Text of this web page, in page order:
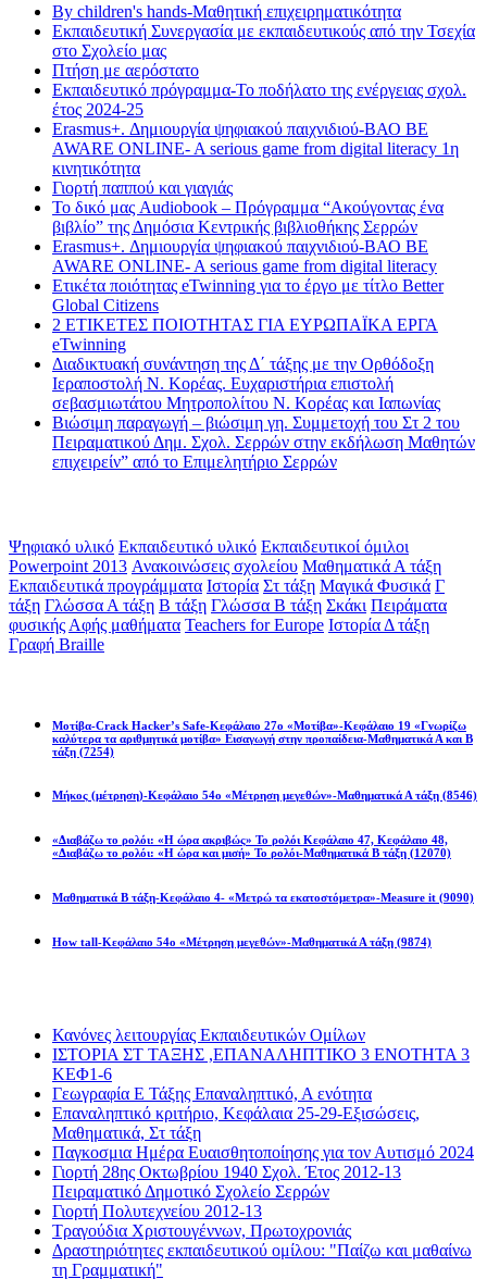
By children's hands-Μαθητική επιχειρηματικότητα
Εκπαιδευτική Συνεργασία με εκπαιδευτικούς από την Τσεχία
στο Σχολείο μας
Πτήση με αερόστατο
Εκπαιδευτικό πρόγραμμα-Το ποδήλατο της ενέργειας σχολ.
έτος 2024-25
Erasmus+. Δημιουργία ψηφιακού παιχνιδιού-ΒΑΟ BE
AWARE ONLINE- A serious game from digital literacy 1η
κινητικότητα
Γιορτή παππού και γιαγιάς
Το δικό μας Audiobook – Πρόγραμμα “Ακούγοντας ένα
βιβλίο” της Δημόσια Κεντρικής βιβλιοθήκης Σερρών
Erasmus+. Δημιουργία ψηφιακού παιχνιδιού-ΒΑΟ BE
AWARE ONLINE- A serious game from digital literacy
Ετικέτα ποιότητας eTwinning για το έργο με τίτλο Better
Global Citizens
2 ΕΤΙΚΕΤΕΣ ΠΟΙΟΤΗΤΑΣ ΓΙΑ ΕΥΡΩΠΑΪΚΑ ΕΡΓΑ
eTwinning
Διαδικτυακή συνάντηση της Δ΄ τάξης με την Ορθόδοξη
Ιεραποστολή Ν. Κορέας. Ευχαριστήρια επιστολή
σεβασμιωτάτου Μητροπολίτου Ν. Κορέας και Ιαπωνίας
Βιώσιμη παραγωγή – βιώσιμη γη. Συμμετοχή του Στ 2 του
Πειραματικού Δημ. Σχολ. Σερρών στην εκδήλωση Μαθητών
επιχειρείν” από το Επιμελητήριο Σερρών
Ψηφιακό υλικό Εκπαιδευτικό υλικό Εκπαιδευτικοί όμιλοι
Powerpoint 2013 Ανακοινώσεις σχολείου Μαθηματικά Α τάξη
Εκπαιδευτικά προγράμματα Ιστορία Στ τάξη Μαγικά Φυσικά Γ
τάξη Γλώσσα Α τάξη Β τάξη Γλώσσα Β τάξη Σκάκι Πειράματα
φυσικής Αφής μαθήματα Teachers for Europe Ιστορία Δ τάξη
Γραφή Braille
Μοτίβα-Crack Hacker’s Safe-Κεφάλαιο 27ο «Μοτίβα»-Κεφάλαιο 19 «Γνωρίζω
καλύτερα τα αριθμητικά μοτίβα» Εισαγωγή στην προπαίδεια-Μαθηματικά Α και Β
τάξη (7254)
Μήκος (μέτρηση)-Κεφάλαιο 54ο «Μέτρηση μεγεθών»-Μαθηματικά Α τάξη (8546)
«Διαβάζω το ρολόι: «Η ώρα ακριβώς» Το ρολόι Κεφάλαιο 47, Κεφάλαιο 48,
«Διαβάζω το ρολόι: «Η ώρα και μισή» Το ρολόι-Μαθηματικά Β τάξη (12070)
Μαθηματικά Β τάξη-Κεφάλαιο 4- «Μετρώ τα εκατοστόμετρα»-Measure it (9090)
How tall-Κεφάλαιο 54ο «Μέτρηση μεγεθών»-Μαθηματικά Α τάξη (9874)
Κανόνες λειτουργίας Εκπαιδευτικών Ομίλων
ΙΣΤΟΡΙΑ ΣΤ ΤΑΞΗΣ ,ΕΠΑΝΑΛΗΠΤΙΚΟ 3 ΕΝΟΤΗΤΑ 3
ΚΕΦ1-6
Γεωγραφία Ε Τάξης Επαναληπτικό, Α ενότητα
Επαναληπτικό κριτήριο, Κεφάλαια 25-29-Εξισώσεις,
Μαθηματικά, Στ τάξη
Παγκοσμια Ημέρα Ευαισθητοποίησης για τον Αυτισμό 2024
Γιορτή 28ης Οκτωβρίου 1940 Σχολ. Έτος 2012-13
Πειραματικό Δημοτικό Σχολείο Σερρών
Γιορτή Πολυτεχνείου 2012-13
Τραγούδια Χριστουγέννων, Πρωτοχρονιάς
Δραστηριότητες εκπαιδευτικού ομίλου: "Παίζω και μαθαίνω
τη Γραμματική"